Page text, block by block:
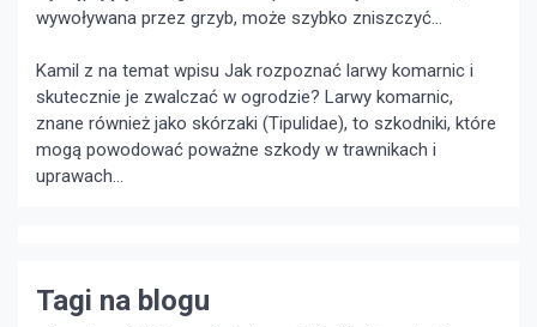
wywoływana przez grzyb, może szybko zniszczyć...
Kamil z na temat wpisu Jak rozpoznać larwy komarnic i
skutecznie je zwalczać w ogrodzie? Larwy komarnic,
znane również jako skórzaki (Tipulidae), to szkodniki, które
mogą powodować poważne szkody w trawnikach i
uprawach...
Tagi na blogu